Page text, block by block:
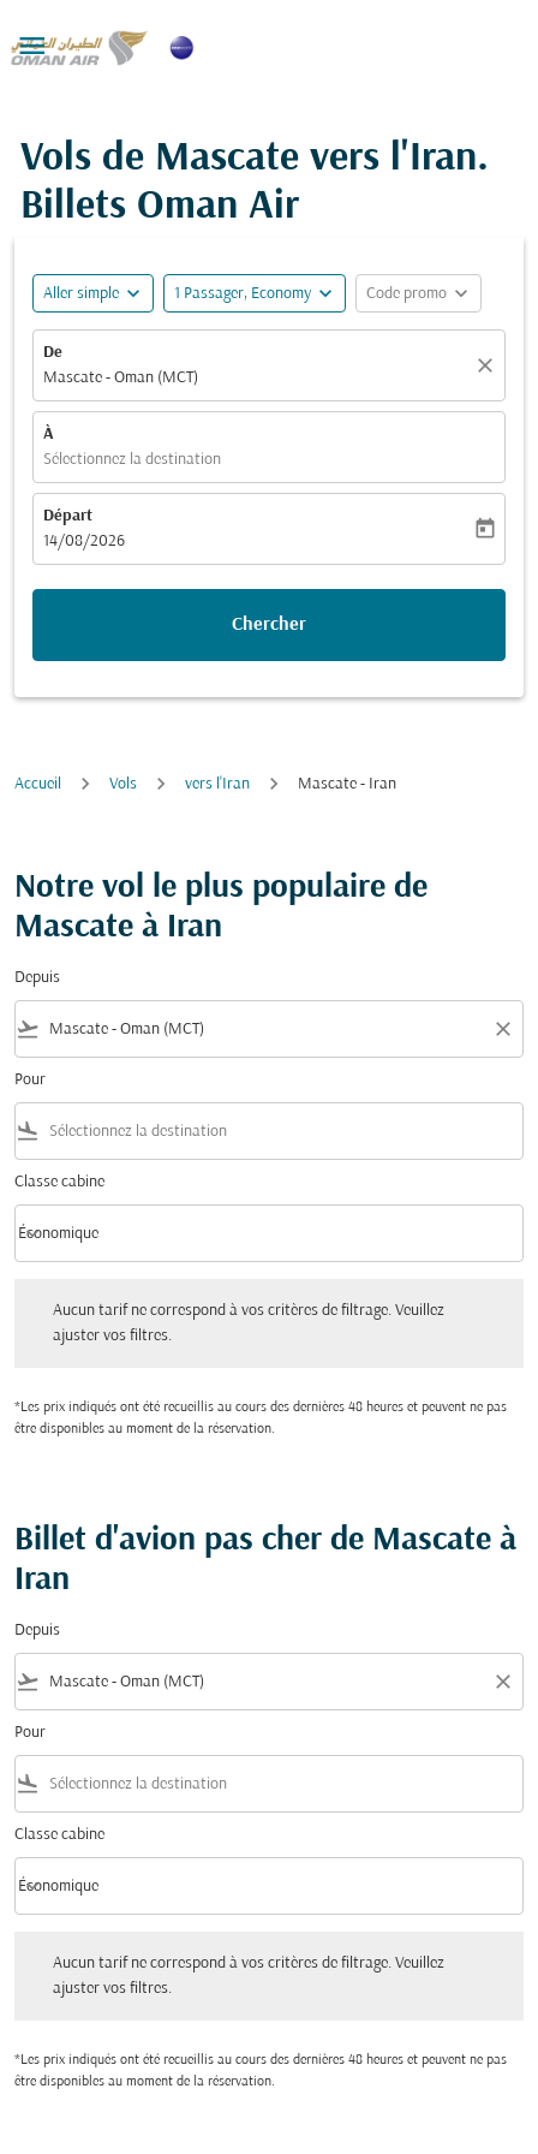

Vols de Mascate vers l'Iran.
Billets Oman Air
Aller simple expand_more 1 Passager, Economy expand_more Code promo expand_more
De
Mascate - Oman (MCT)
close
À
Sélectionnez la destination
Départ
fc-booking-departure-date-aria-label
14/08/2026
today
Chercher
Accueil Vols vers l'Iran Mascate - Iran
Notre vol le plus populaire de
Mascate à Iran
Depuis
flight_takeoff close
Pour
flight_land
Classe cabine
Classe cabine option Économique Selected
Économique
keyboard_arrow_down
Aucun tarif ne correspond à vos critères de filtrage. Veuillez
ajuster vos filtres.
*Les prix indiqués ont été recueillis au cours des dernières 48 heures et peuvent ne pas
être disponibles au moment de la réservation.
Billet d'avion pas cher de Mascate à
Iran
Depuis
flight_takeoff close
Pour
flight_land
Classe cabine
Classe cabine option Économique Selected
Économique
keyboard_arrow_down
Aucun tarif ne correspond à vos critères de filtrage. Veuillez
ajuster vos filtres.
*Les prix indiqués ont été recueillis au cours des dernières 48 heures et peuvent ne pas
être disponibles au moment de la réservation.